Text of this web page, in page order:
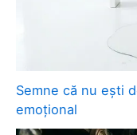
Semne că nu ești
emoțional